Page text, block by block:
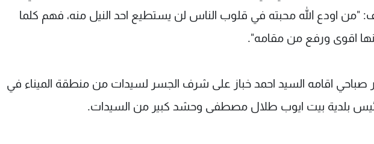
"من اودع الله محبته في قلوب الناس لن يستطيع احد النيل منه، فهم كلما
منها اقوى ورفع من مقامه".
صباحي اقامه السيد احمد خباز على شرف الجسر لسيدات من منطقة الميناء في
بلدية بيت ايوب طلال مصطفى وحشد كبير من السيدات.